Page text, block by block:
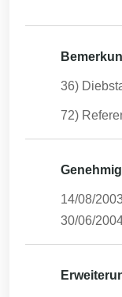
36)
72)
14/08/
30/06/